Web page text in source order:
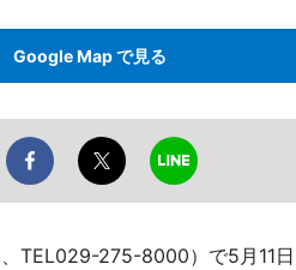
Google Map で見る
TEL029-275-8000）で5月11日